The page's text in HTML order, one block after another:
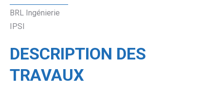
BRL Ingénierie
IPSI
DESCRIPTION DES
TRAVAUX